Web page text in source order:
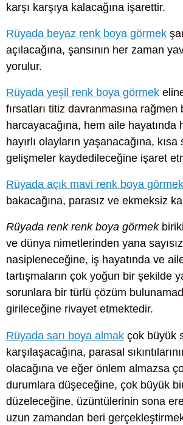
karşı karşıya kalacağına işarettir.
Rüyada beyaz renk boya görmek
açılacağına, şansının her zaman
yorulur.
Rüyada yeşil renk boya görmek
fırsatları titiz davranmasına rağmen
harcayacağına, hem aile hayatında
hayırlı olayların yaşanacağına,
gelişmeler kaydedileceğine işaret
Rüyada açık mavi renk boya görmek
bakacağına, parasız ve ekmeksiz
Rüyada renk renk boya görmek
ve dünya nimetlerinden yana
nasipleneceğine, iş hayatında ve
tartışmaların çok yoğun bir şekilde
sorunlara bir türlü çözüm
girileceğine rivayet etmektedir.
Rüyada sarı boya almak çok büyük
karşılaşacağına, parasal
olacağına ve eğer önlem almazsa
durumlara düşeceğine, çok büyük
düzeleceğine, üzüntülerinin sona
uzun zamandan beri